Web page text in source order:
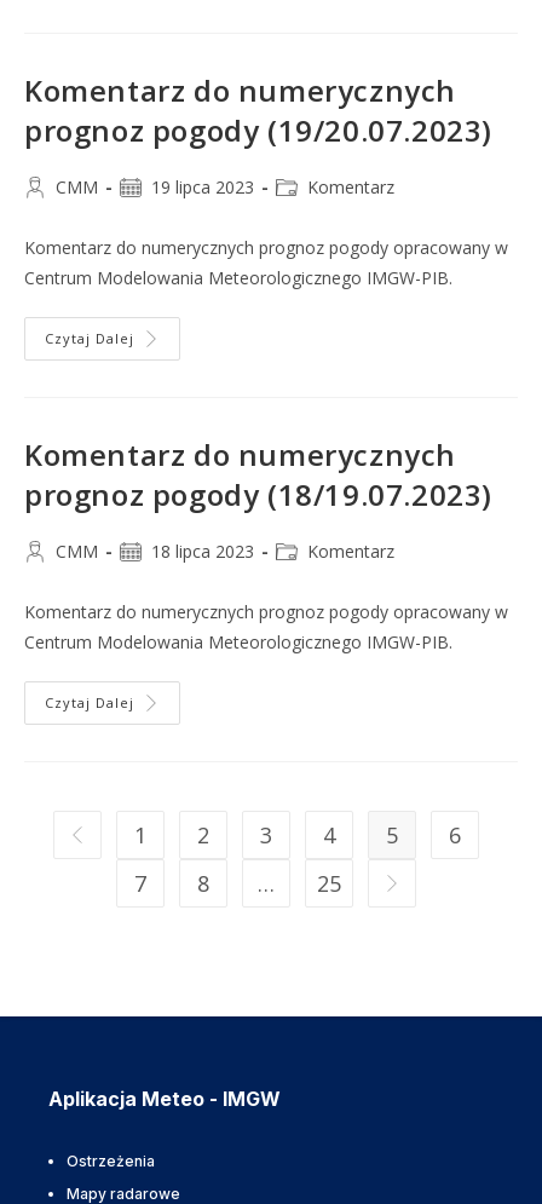
Komentarz do numerycznych
prognoz pogody (19/20.07.2023)
CMM 19 lipca 2023 Komentarz
Komentarz do numerycznych prognoz pogody opracowany w
Centrum Modelowania Meteorologicznego IMGW-PIB.
Czytaj Dalej
Komentarz do numerycznych
prognoz pogody (18/19.07.2023)
CMM 18 lipca 2023 Komentarz
Komentarz do numerycznych prognoz pogody opracowany w
Centrum Modelowania Meteorologicznego IMGW-PIB.
Czytaj Dalej
1 2 3 4 5
6
7
8 … 25
Aplikacja Meteo - IMGW
Ostrzeżenia
Mapy radarowe